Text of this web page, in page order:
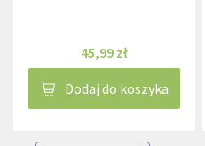
45,99 zł
Dodaj do koszyka